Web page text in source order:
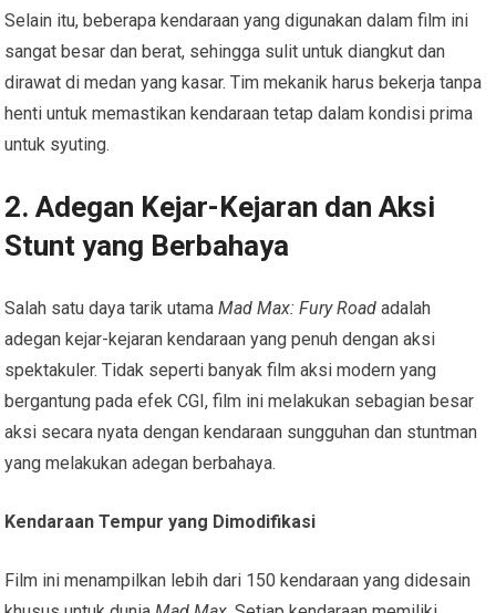
Selain itu, beberapa kendaraan yang digunakan dalam film ini
sangat besar dan berat, sehingga sulit untuk diangkut dan
dirawat di medan yang kasar. Tim mekanik harus bekerja tanpa
henti untuk memastikan kendaraan tetap dalam kondisi prima
untuk syuting.
2. Adegan Kejar-Kejaran dan Aksi
Stunt yang Berbahaya
Salah satu daya tarik utamaMad Max: Fury Road adalah
adegan kejar-kejaran kendaraan yang penuh dengan aksi
spektakuler. Tidak seperti banyak film aksi modern yang
bergantung pada efek CGI, film ini melakukan sebagian besar
aksi secara nyata dengan kendaraan sungguhan dan stuntman
yang melakukan adegan berbahaya.
Kendaraan Tempur yang Dimodifikasi
Film ini menampilkan lebih dari 150 kendaraan yang didesain